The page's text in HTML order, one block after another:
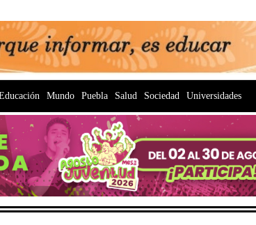
Mundo Puebla Salud Sociedad Universidades